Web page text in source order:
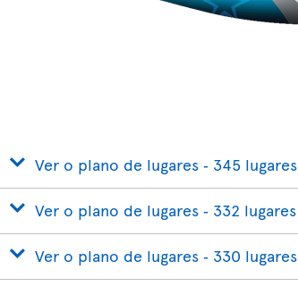
Ver o plano de lugares ‐ 345 lugares
Ver o plano de lugares ‐ 332 lugares
Ver o plano de lugares ‐ 330 lugares